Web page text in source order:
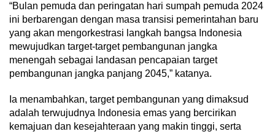
“Bulan pemuda dan peringatan hari sumpah pemuda 2024
ini berbarengan dengan masa transisi pemerintahan baru
yang akan mengorkestrasi langkah bangsa Indonesia
mewujudkan target-target pembangunan jangka
menengah sebagai landasan pencapaian target
pembangunan jangka panjang 2045,” katanya.
Ia menambahkan, target pembangunan yang dimaksud
adalah terwujudnya Indonesia emas yang bercirikan
kemajuan dan kesejahteraan yang makin tinggi, serta